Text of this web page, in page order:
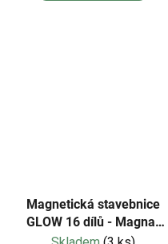
Magnetická stavebnice
GLOW 16 dílů - Magna-
Tiles